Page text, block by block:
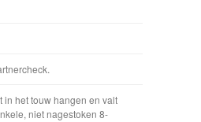
in het touw hangen en valt
niet nagestoken 8-